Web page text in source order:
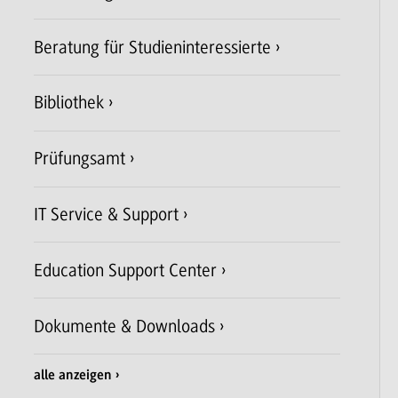
Beratung für Studieninteressierte
Bibliothek
Prüfungsamt
IT Service & Support
Education Support Center
Dokumente & Downloads
alle anzeigen